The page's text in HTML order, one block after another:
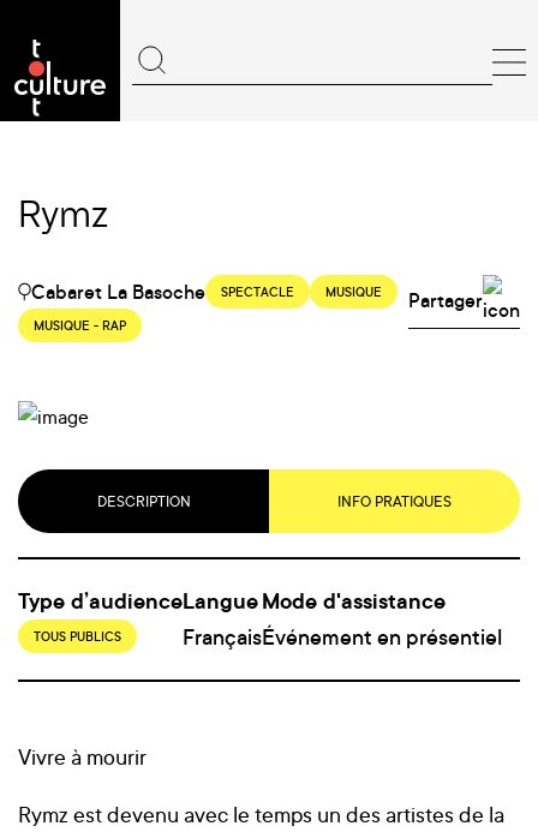
Rymz
Cabaret La Basoche SPECTACLE
MUSIQUE
MUSIQUE - RAP
Partager
DESCRIPTION INFO PRATIQUES
Type d’audience
TOUS PUBLICS
Langue
Français
Mode d'assistance
Événement en présentiel
Vivre à mourir
Rymz est devenu avec le temps un des artistes de la